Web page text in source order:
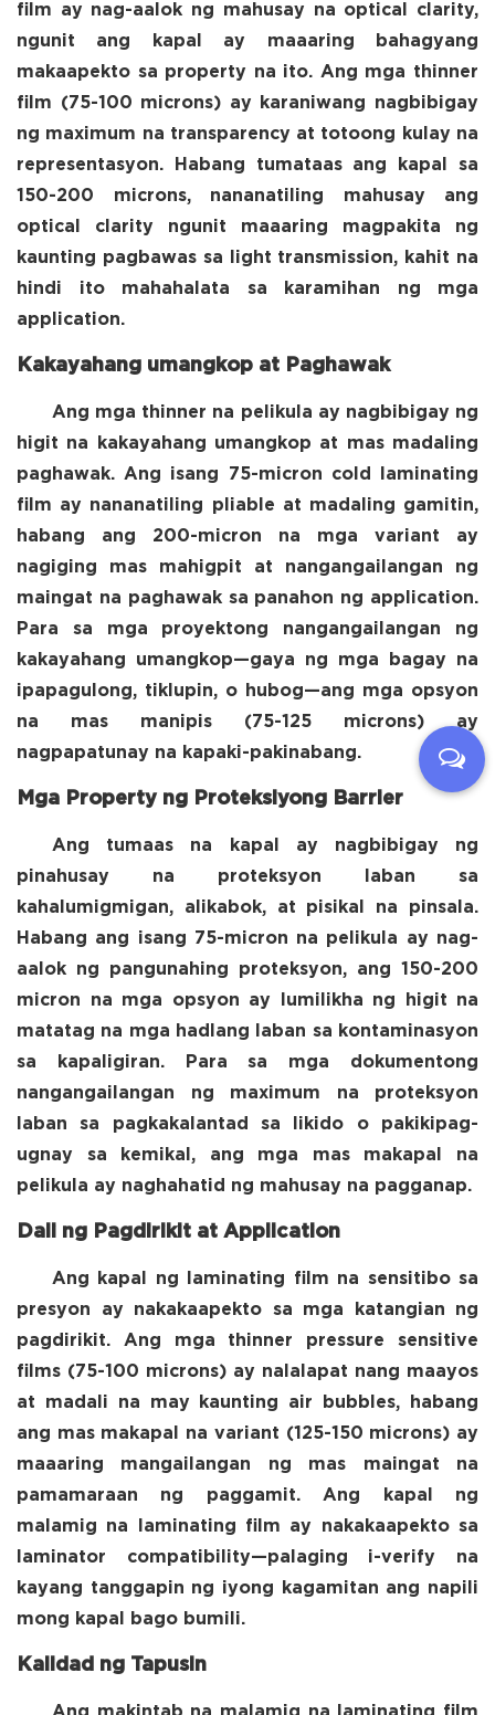
film ay nag-aalok ng mahusay na optical clarity,
ngunit ang kapal ay maaaring bahagyang
makaapekto sa property na ito. Ang mga thinner
film (75-100 microns) ay karaniwang nagbibigay
ng maximum na transparency at totoong kulay na
representasyon. Habang tumataas ang kapal sa
150-200 microns, nananatiling mahusay ang
optical clarity ngunit maaaring magpakita ng
kaunting pagbawas sa light transmission, kahit na
hindi ito mahahalata sa karamihan ng mga
application.
Kakayahang umangkop at Paghawak
Ang mga thinner na pelikula ay nagbibigay ng
higit na kakayahang umangkop at mas madaling
paghawak. Ang isang 75-micron cold laminating
film ay nananatiling pliable at madaling gamitin,
habang ang 200-micron na mga variant ay
nagiging mas mahigpit at nangangailangan ng
maingat na paghawak sa panahon ng application.
Para sa mga proyektong nangangailangan ng
kakayahang umangkop—gaya ng mga bagay na
ipapagulong, tiklupin, o hubog—ang mga opsyon
na mas manipis (75-125 microns) ay
nagpapatunay na kapaki-pakinabang.
Mga Property ng Proteksiyong Barrier
Ang tumaas na kapal ay nagbibigay ng
pinahusay na proteksyon laban sa
kahalumigmigan, alikabok, at pisikal na pinsala.
Habang ang isang 75-micron na pelikula ay nag-
aalok ng pangunahing proteksyon, ang 150-200
micron na mga opsyon ay lumilikha ng higit na
matatag na mga hadlang laban sa kontaminasyon
sa kapaligiran. Para sa mga dokumentong
nangangailangan ng maximum na proteksyon
laban sa pagkakalantad sa likido o pakikipag-
ugnay sa kemikal, ang mga mas makapal na
pelikula ay naghahatid ng mahusay na pagganap.
Dali ng Pagdirikit at Application
Ang kapal ng laminating film na sensitibo sa
presyon ay nakakaapekto sa mga katangian ng
pagdirikit. Ang mga thinner pressure sensitive
films (75-100 microns) ay nalalapat nang maayos
at madali na may kaunting air bubbles, habang
ang mas makapal na variant (125-150 microns) ay
maaaring mangailangan ng mas maingat na
pamamaraan ng paggamit. Ang kapal ng
malamig na laminating film ay nakakaapekto sa
laminator compatibility—palaging i-verify na
kayang tanggapin ng iyong kagamitan ang napili
mong kapal bago bumili.
Kalidad ng Tapusin